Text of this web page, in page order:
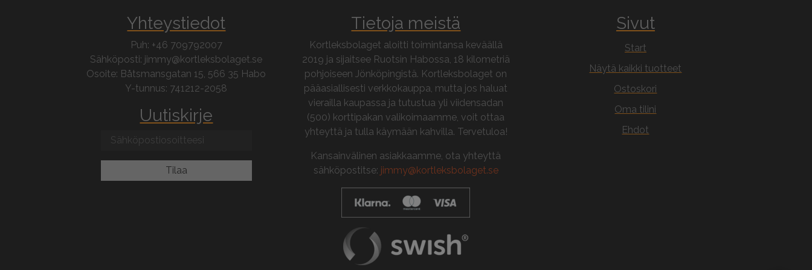
Yhteystiedot
Puh: +46 709792007
Sähköposti: jimmy@kortleksbolaget.se
Osoite: Båtsmansgatan 15, 566 35 Habo
Y-tunnus: 741212-2058
Uutiskirje
Tietoja meistä
Kortleksbolaget aloitti toimintansa keväällä
2019 ja sijaitsee Ruotsin Habossa, 18 kilometriä
pohjoiseen Jönköpingistä. Kortleksbolaget on
pääasiallisesti verkkokauppa, mutta jos haluat
vierailla kaupassa ja tutustua yli viidensadan
(500) korttipakan valikoimaamme, voit ottaa
yhteyttä ja tulla käymään kahvilla. Tervetuloa!
Kansainvälinen asiakkaamme, ota yhteyttä
sähköpostitse: jimmy@kortleksbolaget.se
Sivut
Start
Näytä kaikki tuotteet
Ostoskori
Oma tilini
Ehdot